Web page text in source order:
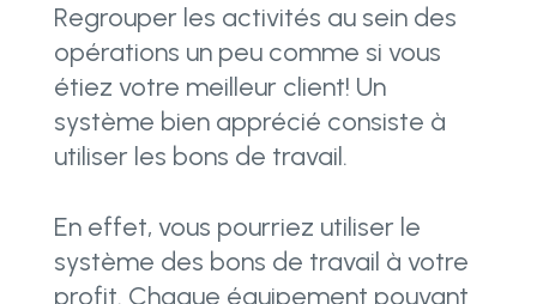
Regrouper les activités au sein des
opérations un peu comme si vous
étiez votre meilleur client! Un
système bien apprécié consiste à
utiliser les bons de travail.
En effet, vous pourriez utiliser le
système des bons de travail à votre
profit. Chaque équipement pouvant